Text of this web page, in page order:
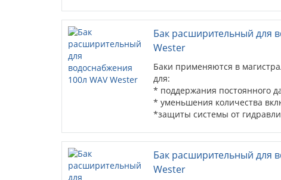
Бак расширительный для
Wester
Баки применяются в
для:
* поддержания постоянного
* уменьшения количества
*защиты системы от
Бак расширительный для
Wester